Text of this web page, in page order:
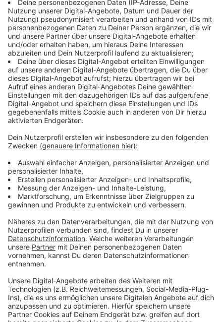
Neues Zentrum für psychische Gesundheit für junge